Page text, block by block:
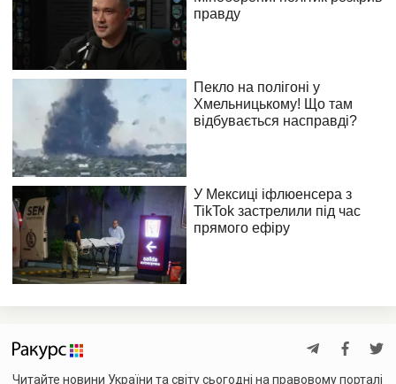
Читайте новини України та світу сьогодні на правовому порталі